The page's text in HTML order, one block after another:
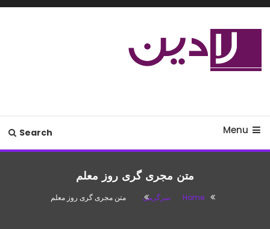
Skip
Menu
Search
متن مجری گری روز معلم
Home سرگرمی متن مجری گری روز معلم